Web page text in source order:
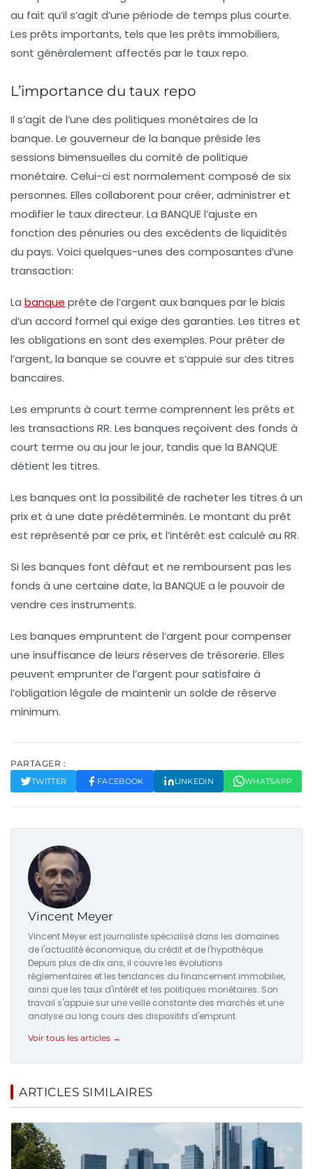
au fait qu’il s’agit d’une période de temps plus courte.
Les prêts importants, tels que les prêts immobiliers,
sont généralement affectés par le taux repo.
L’importance du taux repo
Il s’agit de l’une des politiques monétaires de la
banque. Le gouverneur de la banque préside les
sessions bimensuelles du comité de politique
monétaire. Celui-ci est normalement composé de six
personnes. Elles collaborent pour créer, administrer et
modifier le taux directeur. La BANQUE l’ajuste en
fonction des pénuries ou des excédents de liquidités
du pays. Voici quelques-unes des composantes d’une
transaction:
La banque prête de l’argent aux banques par le biais
d’un accord formel qui exige des garanties. Les titres et
les obligations en sont des exemples. Pour prêter de
l’argent, la banque se couvre et s’appuie sur des titres
bancaires.
Les emprunts à court terme comprennent les prêts et
les transactions RR. Les banques reçoivent des fonds à
court terme ou au jour le jour, tandis que la BANQUE
détient les titres.
Les banques ont la possibilité de racheter les titres à un
prix et à une date prédéterminés. Le montant du prêt
est représenté par ce prix, et l’intérêt est calculé au RR.
Si les banques font défaut et ne remboursent pas les
fonds à une certaine date, la BANQUE a le pouvoir de
vendre ces instruments.
Les banques empruntent de l’argent pour compenser
une insuffisance de leurs réserves de trésorerie. Elles
peuvent emprunter de l’argent pour satisfaire à
l’obligation légale de maintenir un solde de réserve
minimum.
PARTAGER :
TWITTER FACEBOOK LINKEDIN WHATSAPP
Vincent Meyer
Vincent Meyer est journaliste spécialisé dans les domaines
de l'actualité économique, du crédit et de l'hypothèque.
Depuis plus de dix ans, il couvre les évolutions
réglementaires et les tendances du financement immobilier,
ainsi que les taux d'intérêt et les politiques monétaires. Son
travail s'appuie sur une veille constante des marchés et une
analyse au long cours des dispositifs d'emprunt.
Voir tous les articles →
ARTICLES SIMILAIRES